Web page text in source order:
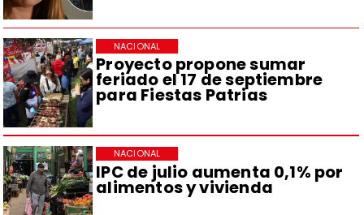
Proyecto propone sumar
feriado el 17 de septiembre
para Fiestas Patrias
NACIONAL
IPC de julio aumenta 0,1% por
alimentos y vivienda
NACIONAL